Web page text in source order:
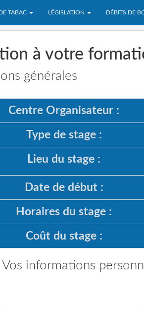
TABAC LÉGISLATION DÉBITS DE
à votre
générales
Centre Organisateur :
Type de stage :
Lieu du stage :
Date de début :
Horaires du stage :
Coût du stage :
Vos informations